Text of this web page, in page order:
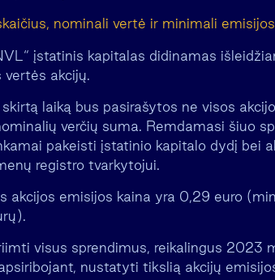
nominali vertė ir minimali
įstatinis kapitalas didinamas
akcijų.
laiką bus pasirašytos ne visos
verčių suma. Remdamasi šiuo
pakeisti įstatinio kapitalo dydį bei
registro tvarkytojui.
akcijos emisijos kaina yra 0,29 euro
visus sprendimus, reikalingus 2023
nustatyti tikslią akcijų